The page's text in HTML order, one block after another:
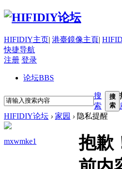
HIFIDIY主页| 港臺鏡像主頁|
快捷导航
注册 登录
论坛BBS
搜
索
搜
索
HIFIDIY论坛 › 家园 › 隐私提醒
mxwmke1
抱歉